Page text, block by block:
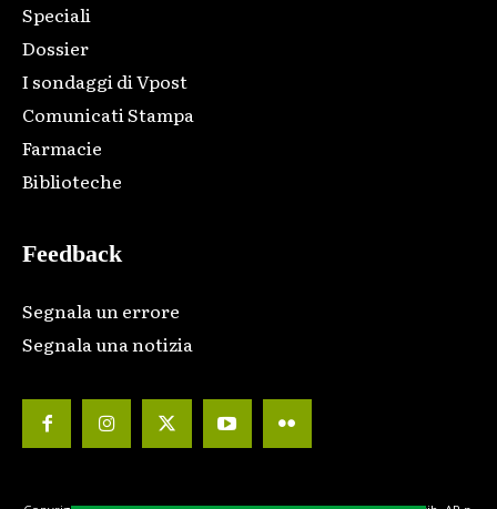
Speciali
Dossier
I sondaggi di Vpost
Comunicati Stampa
Farmacie
Biblioteche
Feedback
Segnala un errore
Segnala una notizia